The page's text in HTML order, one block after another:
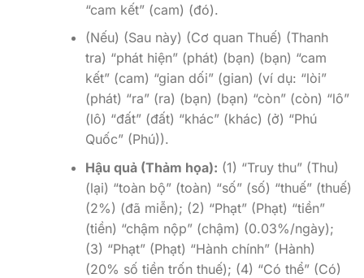
“cam kết” (cam) (đó).
(Nếu) (Sau này) (Cơ quan Thuế) (Thanh
tra) “phát hiện” (phát) (bạn) (bạn) “cam
kết” (cam) “gian dối” (gian) (ví dụ: “lòi”
(phát) “ra” (ra) (bạn) (bạn) “còn” (còn) “lô”
(lô) “đất” (đất) “khác” (khác) (ở) “Phú
Quốc” (Phú)).
Hậu quả (Thảm họa): (1) “Truy thu” (Thu)
(lại) “toàn bộ” (toàn) “số” (số) “thuế” (thuế)
(2%) (đã miễn); (2) “Phạt” (Phạt) “tiền”
(tiền) “chậm nộp” (chậm) (0.03%/ngày);
(3) “Phạt” (Phạt) “Hành chính” (Hành)
(20% số tiền trốn thuế); (4) “Có thể” (Có)